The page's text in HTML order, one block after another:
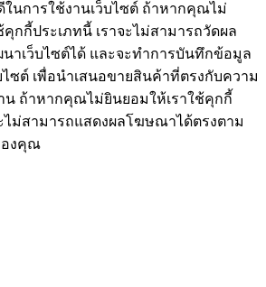
นการใช้งานเว็บไซต์ ถ้าหากคุณไม่
คุกกี้ประเภทนี้ เราจะไม่สามารถวัดผล
าเว็บไซต์ได้ และจะทำการบันทึกข้อมูล
ไซต์ เพื่อนำเสนอขายสินค้าที่ตรงกับความ
น ถ้าหากคุณไม่ยินยอมให้เราใช้คุกกี้
ไม่สามารถแสดงผลโฆษณาได้ตรงตาม
องคุณ